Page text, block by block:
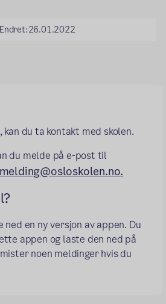
Endret:26.01.2022
du ta kontakt med skolen.
du melde på e-post til
ned en ny versjon av appen. Du
appen og laste den ned på
noen meldinger hvis du